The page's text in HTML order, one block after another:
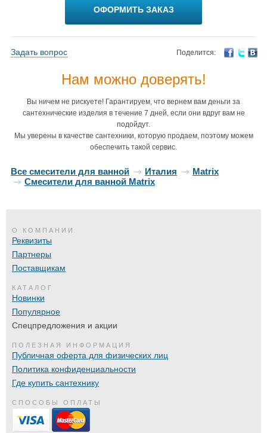
ОФОРМИТЬ ЗАКАЗ
Задать вопрос Поделится:
Нам можно доверять!
Вы ничем не рискуете! Гарантируем, что вернем вам деньги за
сантехнические изделия в течение 7 дней, если они вдруг вам не
подойдут.
Мы уверены в качестве сантехники, которую продаем, поэтому можем
обеспечить такой сервис.
Все смесители для ванной Италия
Matrix
Смесители для ванной Matrix
О КОМПАНИИ
Реквизиты
Партнеры
Поставщикам
КАТАЛОГ
Новинки
Популярное
Спецпредложения и акции
ПОЛЕЗНАЯ ИНФОРМАЦИЯ
Публичная оферта для физических лиц
Политика конфиденциальности
Где купить сантехнику
СПОСОБЫ ОПЛАТЫ